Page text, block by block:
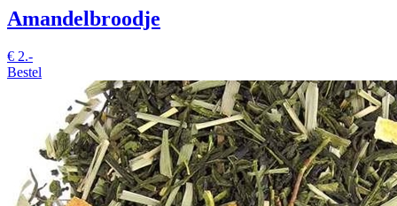
Amandelbroodje
€ 2.-
Bestel